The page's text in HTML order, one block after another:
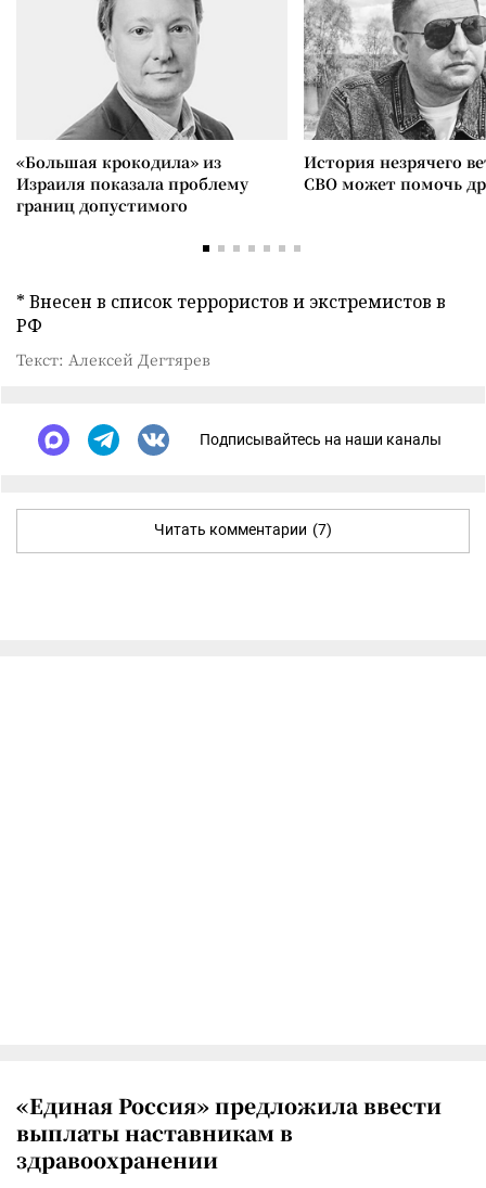
«Большая крокодила» из
Израиля показала проблему
границ допустимого
История незрячего
СВО может помочь
* Внесен в список террористов и экстремистов в
РФ
Текст: Алексей Дегтярев
Подписывайтесь на наши каналы
Читать комментарии (7)
«Единая Россия» предложила ввести
выплаты наставникам в
здравоохранении